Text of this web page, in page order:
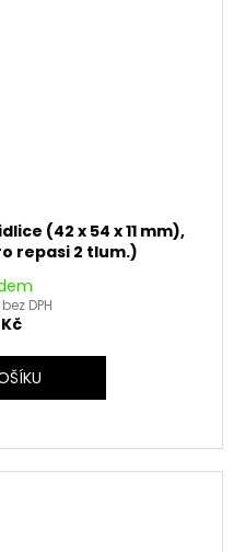
(42 x 54 x 11 mm),
repasi 2 tlum.)
DPH